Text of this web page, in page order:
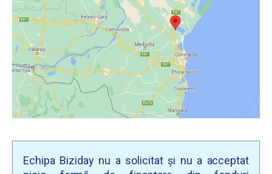
Echipa Biziday nu a solicitat și nu a acceptat